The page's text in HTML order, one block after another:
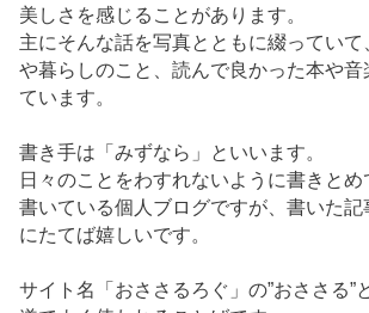
美しさを感じることがあります。
主にそんな話を写真とともに綴ってい
や暮らしのこと、読んで良かった本や
ています。
書き手は「みずなら」といいます。
日々のことをわすれないように書きと
書いている個人ブログですが、書いた
にたてば嬉しいです。
サイト名「おささるろぐ」の”おささる”